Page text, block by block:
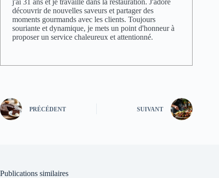
découvrir de nouvelles saveurs et partager des
moments gourmands avec les clients. Toujours
souriante et dynamique, je mets un point d'honneur à
proposer un service chaleureux et attentionné.
PRÉCÉDENT SUIVANT
Publications similaires